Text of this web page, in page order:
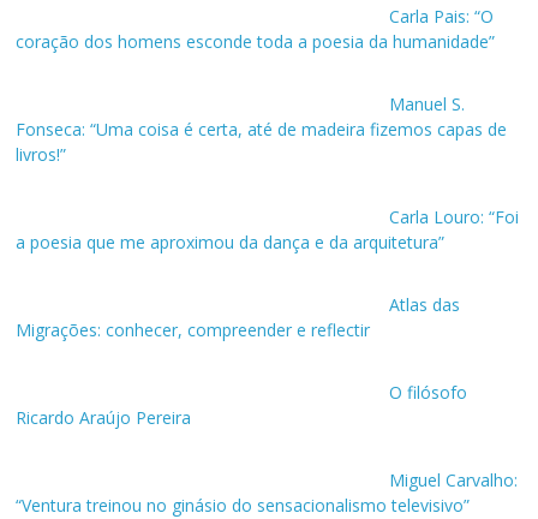
Carla Pais: “O
coração dos homens esconde toda a poesia da humanidade”
Manuel S.
Fonseca: “Uma coisa é certa, até de madeira fizemos capas de
livros!”
Carla Louro: “Foi
a poesia que me aproximou da dança e da arquitetura”
Atlas das
Migrações: conhecer, compreender e reflectir
O filósofo
Ricardo Araújo Pereira
Miguel Carvalho:
“Ventura treinou no ginásio do sensacionalismo televisivo”